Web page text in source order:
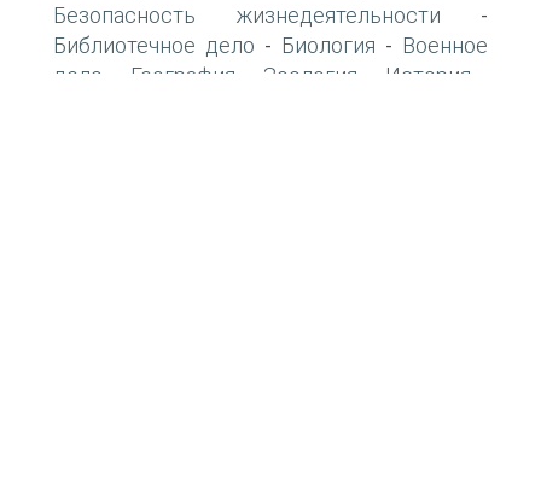
Безопасность жизнедеятельности -
Библиотечное дело - Биология - Военное
дело
География Зоология История